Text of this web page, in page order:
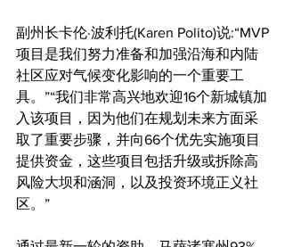
副州长卡伦·波利托(Karen Polito)说:“MVP
项目是我们努力准备和加强沿海和内陆
社区应对气候变化影响的一个重要工
具。”“我们非常高兴地欢迎16个新城镇加
入该项目，因为他们在规划未来方面采
取了重要步骤，并向66个优先实施项目
提供资金，这些项目包括升级或拆除高
风险大坝和涵洞，以及投资环境正义社
区。”